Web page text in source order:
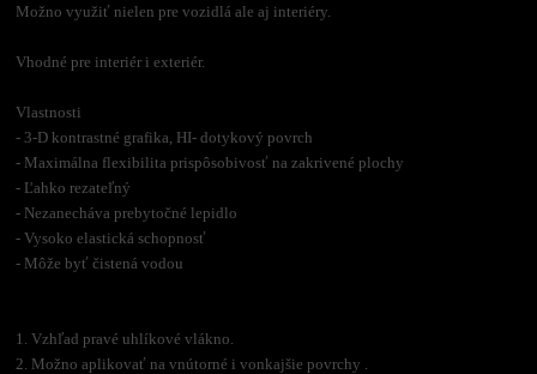
Možno využiť nielen pre vozidlá ale aj interiéry.
Vhodné pre interiér i exteriér.
Vlastnosti
- 3-D kontrastné grafika, HI- dotykový povrch
- Maximálna flexibilita prispôsobivosť na zakrivené plochy
- Ľahko rezateľný
- Nezanecháva prebytočné lepidlo
- Vysoko elastická schopnosť
- Môže byť čistená vodou
1. Vzhľad pravé uhlíkové vlákno.
2. Možno aplikovať na vnútorné i vonkajšie povrchy .